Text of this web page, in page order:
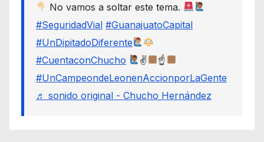
No vamos a soltar este tema.
#SeguridadVial #GuanajuatoCapital
#UnDipitadoDiferente
#CuentaconChucho
✌
☝
#UnCampeondeLeonenAccionporLaGente
♬ sonido original - Chucho Hernández